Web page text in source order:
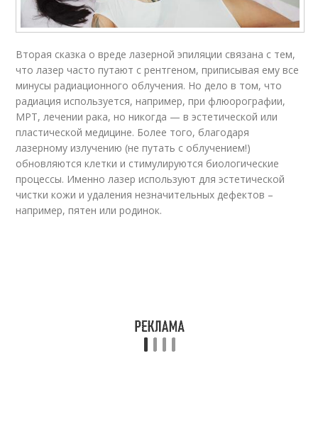
Вторая сказка о вреде лазерной эпиляции связана с тем,
что лазер часто путают с рентгеном, приписывая ему все
минусы радиационного облучения. Но дело в том, что
радиация используется, например, при флюорографии,
МРТ, лечении рака, но никогда — в эстетической или
пластической медицине. Более того, благодаря
лазерному излучению (не путать с облучением!)
обновляются клетки и стимулируются биологические
процессы. Именно лазер используют для эстетической
чистки кожи и удаления незначительных дефектов –
например, пятен или родинок.